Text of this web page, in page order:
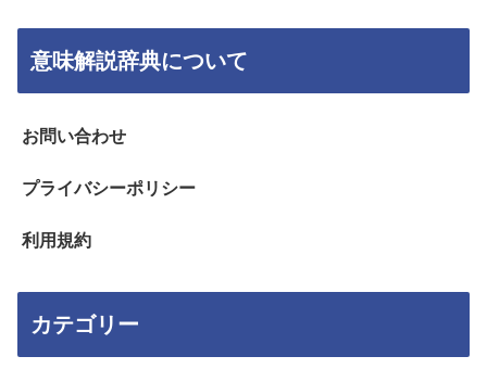
意味解説辞典について
お問い合わせ
プライバシーポリシー
利用規約
カテゴリー